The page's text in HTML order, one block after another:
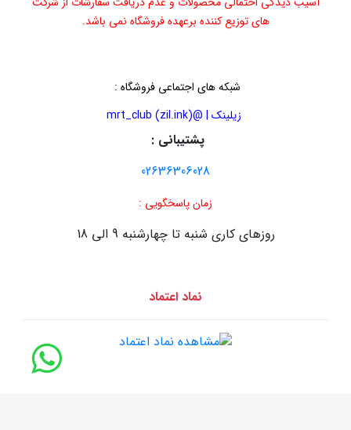
های توزیع کننده برعهده فروشگاه نمی باشد.
شبکه های اجتماعی فروشگاه :
زیلینک | @mrt_club (zil.ink)
پشتیبانی :
02636306028
زمان پاسخگویی :
روزهای کاری شنبه تا چهارشنبه 9 الی 18
نماد اعتماد